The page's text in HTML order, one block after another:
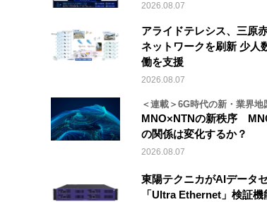
2026.08.07
アライドテレシス、三原
ネットワークを刷新 少人
働を支援
2026.08.07
＜連載＞6G時代の新・業界地
MNO×NTNの新秩序
の関係は変化するか？
2026.08.07
東陽テクニカがAIデータ
「Ultra Ethernet」検証